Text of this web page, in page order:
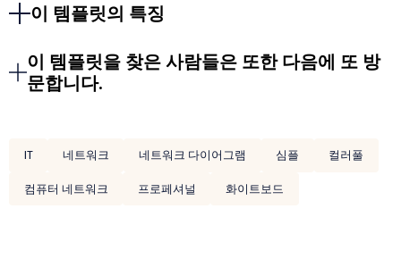
이 템플릿의 특징
이 템플릿을 찾은 사람들은 또한 다음에 또 방
문합니다.
IT 네트워크 네트워크 다이어그램 심플
컬러풀
컴퓨터 네트워크
프로페셔널 화이트보드